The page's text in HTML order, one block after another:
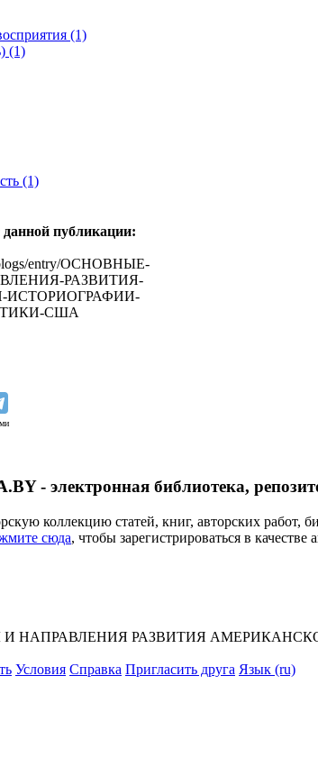
(1)
(1)
(1)
публикации:
blogs/entry/ОСНОВНЫЕ-
РАЗВИТИЯ-
США
- электронная библиотека,
коллекцию статей, книг, авторских работ,
сюда, чтобы зарегистрироваться в качестве
НАПРАВЛЕНИЯ РАЗВИТИЯ
Условия Справка Пригласить друга Язык (ru)